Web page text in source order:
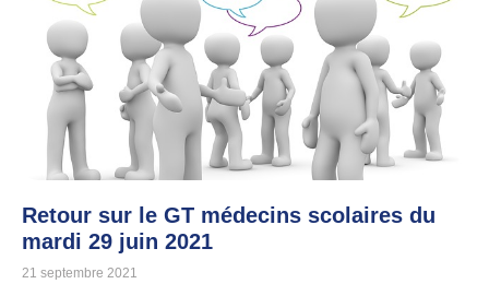
Retour sur le GT médecins scolaires du
mardi 29 juin 2021
21 septembre 2021